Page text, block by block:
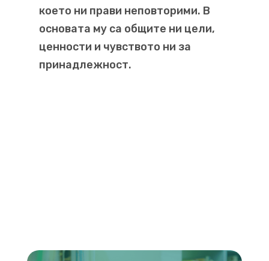
което ни прави неповторими. В
основата му са общите ни цели,
ценности и чувството ни за
принадлежност.